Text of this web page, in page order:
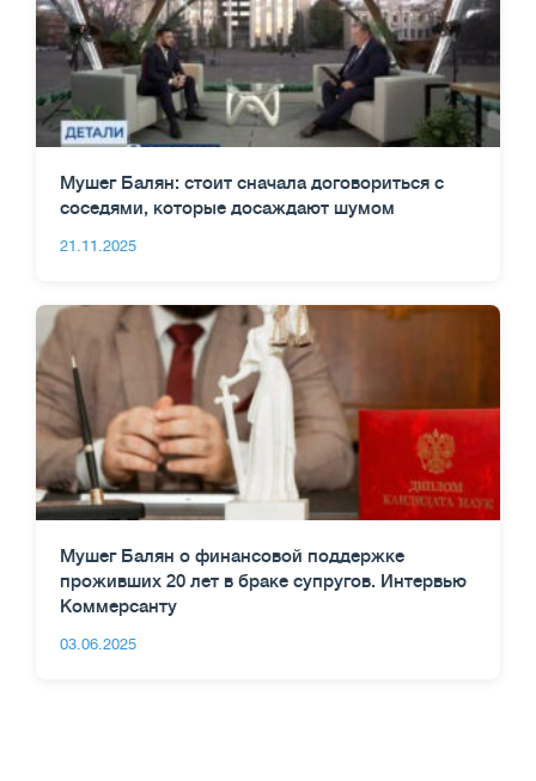
Мушег Балян: стоит сначала договориться с
соседями, которые досаждают шумом
21.11.2025
Мушег Балян о финансовой поддержке
проживших 20 лет в браке супругов. Интервью
Коммерсанту
03.06.2025